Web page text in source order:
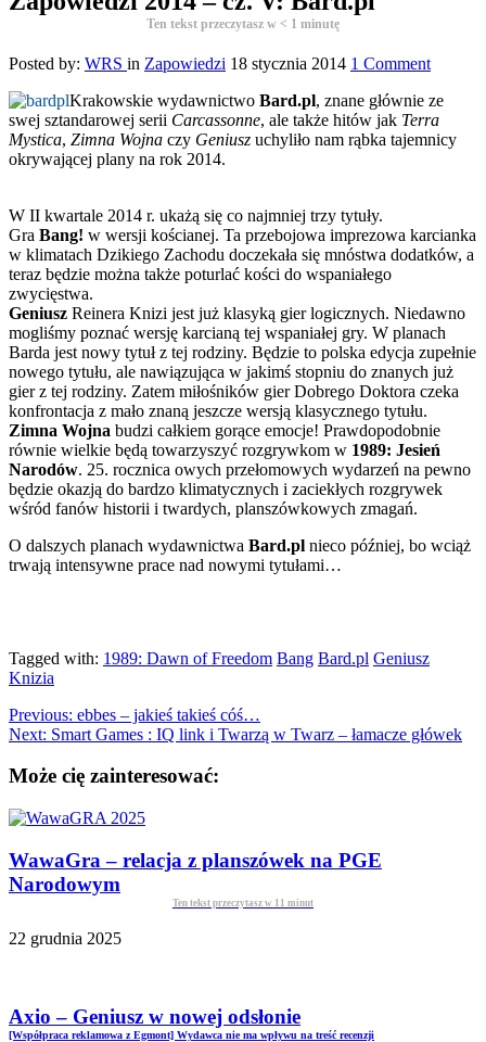
Ten tekst przeczytasz w < 1 minutę
Posted by: WRS in Zapowiedzi 18 stycznia 2014 1 Comment
Krakowskie wydawnictwo Bard.pl, znane głównie ze
swej sztandarowej serii Carcassonne, ale także hitów jak Terra
Mystica, Zimna Wojna czy Geniusz uchyliło nam rąbka tajemnicy
okrywającej plany na rok 2014.
W II kwartale 2014 r. ukażą się co najmniej trzy tytuły.
Gra Bang! w wersji kościanej. Ta przebojowa imprezowa karcianka
w klimatach Dzikiego Zachodu doczekała się mnóstwa dodatków, a
teraz będzie można także poturlać kości do wspaniałego
zwycięstwa.
Geniusz Reinera Knizi jest już klasyką gier logicznych. Niedawno
mogliśmy poznać wersję karcianą tej wspaniałej gry. W planach
Barda jest nowy tytuł z tej rodziny. Będzie to polska edycja zupełnie
nowego tytułu, ale nawiązująca w jakimś stopniu do znanych już
gier z tej rodziny. Zatem miłośników gier Dobrego Doktora czeka
konfrontacja z mało znaną jeszcze wersją klasycznego tytułu.
Zimna Wojna budzi całkiem gorące emocje! Prawdopodobnie
równie wielkie będą towarzyszyć rozgrywkom w 1989: Jesień
Narodów. 25. rocznica owych przełomowych wydarzeń na pewno
będzie okazją do bardzo klimatycznych i zaciekłych rozgrywek
wśród fanów historii i twardych, planszówkowych zmagań.
O dalszych planach wydawnictwa Bard.pl nieco później, bo wciąż
trwają intensywne prace nad nowymi tytułami…
Tagged with: 1989: Dawn of Freedom Bang Bard.pl Geniusz
Knizia
Previous: ebbes – jakieś takieś cóś…
Next: Smart Games : IQ link i Twarzą w Twarz – łamacze główek
Może cię zainteresować:
WawaGra – relacja z planszówek na PGE
Narodowym
Ten tekst przeczytasz w 11 minut
22 grudnia 2025
Axio – Geniusz w nowej odsłonie
[Współpraca reklamowa z Egmont] Wydawca nie ma wpływu na treść recenzji